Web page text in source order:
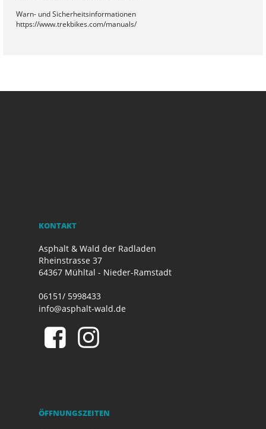
Warn- und Sicherheitsinformationen
https://www.trekbikes.com/manuals/
KONTAKT
Asphalt & Wald der Radladen
Rheinstrasse 37
64367 Mühltal - Nieder-Ramstadt
06151/ 5998433
info@asphalt-wald.de
ÖFFNUNGSZEITEN